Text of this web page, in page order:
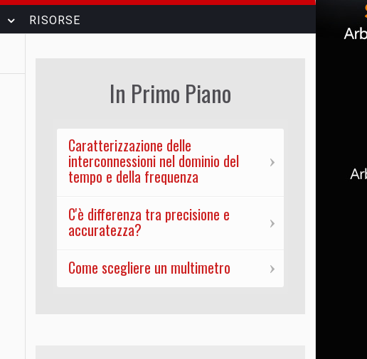
RISORSE
In Primo Piano
Caratterizzazione delle
interconnessioni nel dominio del
tempo e della frequenza
C'è differenza tra precisione e
accuratezza?
Come scegliere un multimetro